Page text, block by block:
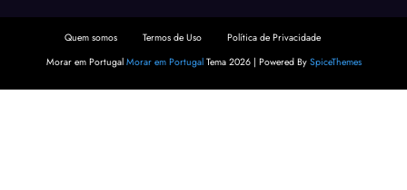
Quem somos Termos de Uso
Política de Privacidade
Morar em Portugal Morar em PortugalTema 2026 | Powered By SpiceThemes